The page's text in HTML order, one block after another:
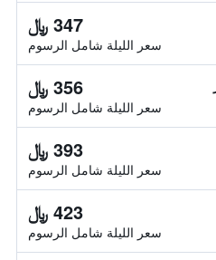
347 ﷼
سعر الليلة شامل الرسوم
356 ﷼
سعر الليلة شامل الرسوم
393 ﷼
سعر الليلة شامل الرسوم
423 ﷼
سعر الليلة شامل الرسوم